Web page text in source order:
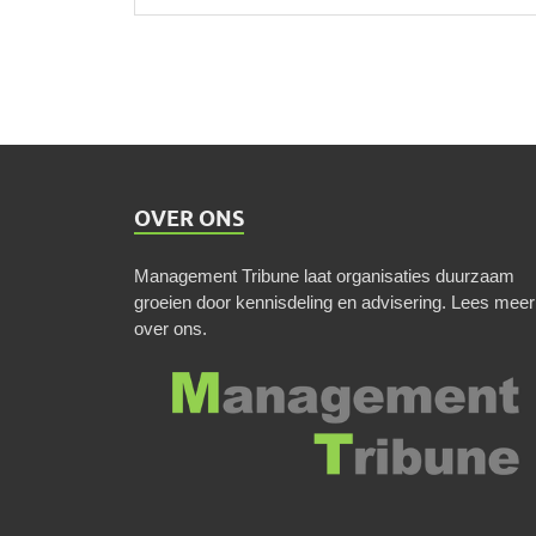
OVER ONS
Management Tribune laat organisaties duurzaam
groeien door kennisdeling en advisering. Lees meer
over ons.